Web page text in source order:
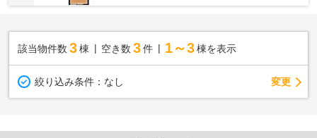
該当物件数 3棟 空き数 3 件 1～3 棟を表示
絞り込み条件： なし 変更